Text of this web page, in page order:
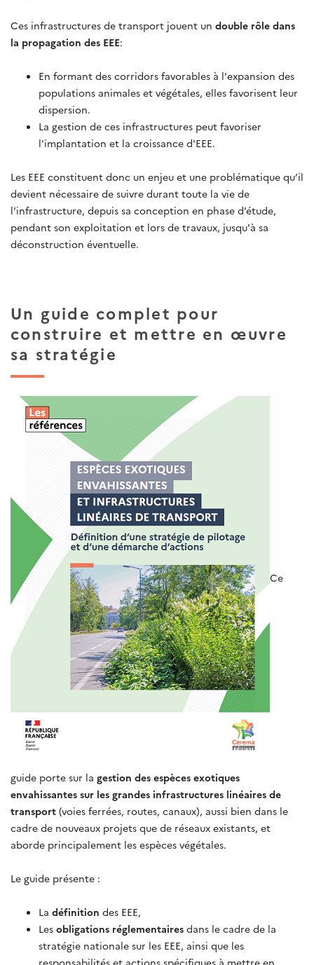
Ces infrastructures de transport jouent un double rôle dans
la propagation des EEE:
En formant des corridors favorables à l'expansion des
populations animales et végétales, elles favorisent leur
dispersion.
La gestion de ces infrastructures peut favoriser
l'implantation et la croissance d'EEE.
Les EEE constituent donc un enjeu et une problématique qu’il
devient nécessaire de suivre durant toute la vie de
l’infrastructure, depuis sa conception en phase d’étude,
pendant son exploitation et lors de travaux, jusqu'à sa
déconstruction éventuelle.
Un guide complet pour
construire et mettre en œuvre
sa stratégie
Ce
guide porte sur la gestion des espèces exotiques
envahissantes sur les grandes infrastructures linéaires de
transport (voies ferrées, routes, canaux), aussi bien dans le
cadre de nouveaux projets que de réseaux existants, et
aborde principalement les espèces végétales.
Le guide présente :
La définition des EEE,
Les obligations réglementaires dans le cadre de la
stratégie nationale sur les EEE, ainsi que les